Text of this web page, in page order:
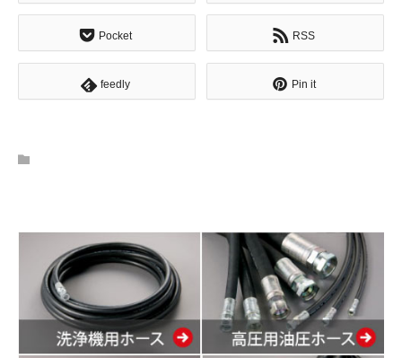
Pocket RSS
feedly Pin it